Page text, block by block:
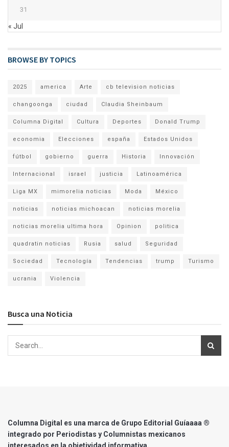
31
« Jul
BROWSE BY TOPICS
2025 america Arte cb television noticias
changoonga ciudad Claudia Sheinbaum
Columna Digital Cultura Deportes Donald Trump
economia Elecciones españa Estados Unidos
fútbol gobierno guerra Historia Innovación
Internacional israel justicia Latinoamérica
Liga MX mimorelia noticias Moda México
noticias noticias michoacan noticias morelia
noticias morelia ultima hora Opinion politica
quadratin noticias Rusia salud Seguridad
Sociedad Tecnología Tendencias trump Turismo
ucrania Violencia
Busca una Noticia
Columna Digital es una marca de Grupo Editorial Guíaaaa ®
integrado por Periodistas y Columnistas mexicanos